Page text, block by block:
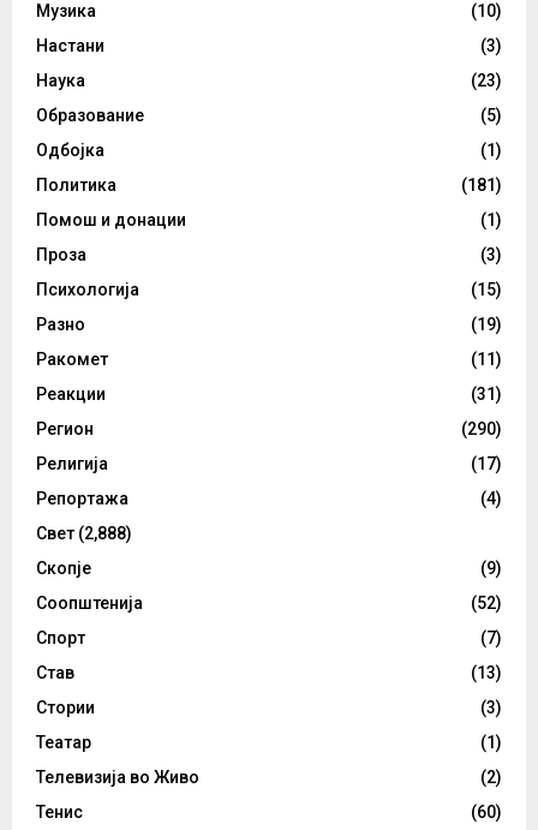
Музика
(10)
Настани
(3)
Наука
(23)
Образование
(5)
Одбојка
(1)
Политика
(181)
Помош и донации
(1)
Проза
(3)
Психологија
(15)
Разно
(19)
Ракомет
(11)
Реакции
(31)
Регион
(290)
Религија
(17)
Репортажа
(4)
Свет (2,888)
Скопје
(9)
Соопштенија
(52)
Спорт
(7)
Став
(13)
Стории
(3)
Театар
(1)
Телевизија во Живо
(2)
Тенис
(60)